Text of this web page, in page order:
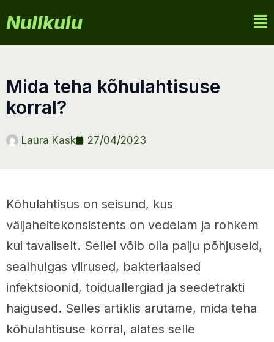
Nullkulu
mida teha kõhulahtisuse
korral?
Laura Kask 27/04/2023
Kõhulahtisus on seisund, kus
väljaheitekonsistents on vedelam ja rohkem
kui tavaliselt. Sellel võib olla palju põhjuseid,
sealhulgas viirused, bakteriaalsed
infektsioonid, toiduallergiad ja seedetrakti
haigused. Selles artiklis arutame, mida teha
kõhulahtisuse korral, alates selle